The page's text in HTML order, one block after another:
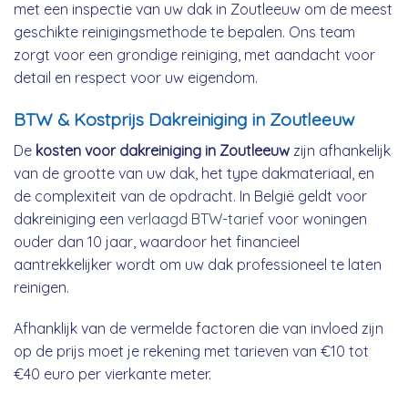
met een inspectie van uw dak in Zoutleeuw om de meest
geschikte reinigingsmethode te bepalen. Ons team
zorgt voor een grondige reiniging, met aandacht voor
detail en respect voor uw eigendom.
BTW & Kostprijs Dakreiniging in Zoutleeuw
De kosten voor dakreiniging in Zoutleeuw zijn afhankelijk
van de grootte van uw dak, het type dakmateriaal, en
de complexiteit van de opdracht. In België geldt voor
dakreiniging een verlaagd BTW-tarief voor woningen
ouder dan 10 jaar, waardoor het financieel
aantrekkelijker wordt om uw dak professioneel te laten
reinigen.
Afhanklijk van de vermelde factoren die van invloed zijn
op de prijs moet je rekening met tarieven van €10 tot
€40 euro per vierkante meter.